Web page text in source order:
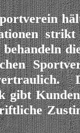
gibt